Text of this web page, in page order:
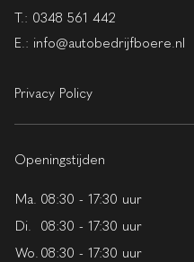
T.: 0348 561 442
E.: info@autobedrijfboere.nl
Privacy Policy
Openingstijden
Ma. 08:30 - 17:30 uur
Di.
08:30 - 17:30 uur
Wo. 08:30 - 17:30 uur